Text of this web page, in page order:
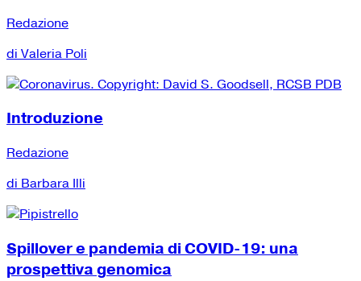
Redazione
di Valeria Poli
Introduzione
Redazione
di Barbara Illi
Spillover e pandemia di COVID-19: una
prospettiva genomica